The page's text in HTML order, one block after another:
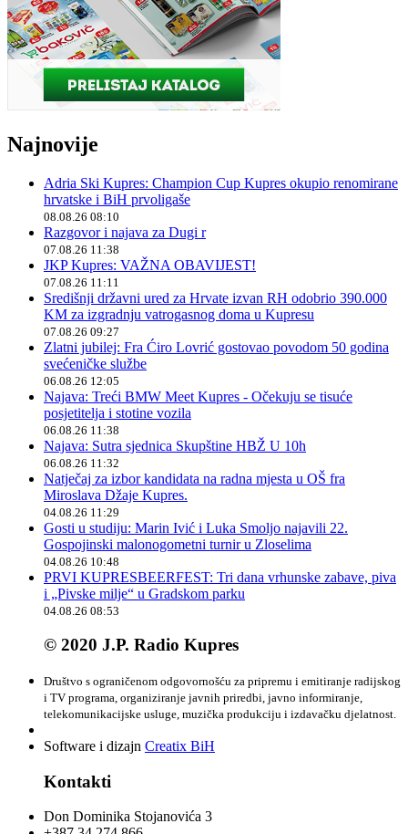
Najnovije
Adria Ski Kupres: Champion Cup Kupres okupio renomirane
hrvatske i BiH prvoligaše
08.08.26 08:10
Razgovor i najava za Dugi r
07.08.26 11:38
JKP Kupres: VAŽNA OBAVIJEST!
07.08.26 11:11
Središnji državni ured za Hrvate izvan RH odobrio 390.000
KM za izgradnju vatrogasnog doma u Kupresu
07.08.26 09:27
Zlatni jubilej: Fra Ćiro Lovrić gostovao povodom 50 godina
svećeničke službe
06.08.26 12:05
Najava: Treći BMW Meet Kupres - Očekuju se tisuće
posjetitelja i stotine vozila
06.08.26 11:38
Najava: Sutra sjednica Skupštine HBŽ U 10h
06.08.26 11:32
Natječaj za izbor kandidata na radna mjesta u OŠ fra
Miroslava Džaje Kupres.
04.08.26 11:29
Gosti u studiju: Marin Ivić i Luka Smoljo najavili 22.
Gospojinski malonogometni turnir u Zloselima
04.08.26 10:48
PRVI KUPRESBEERFEST: Tri dana vrhunske zabave, piva
i „Pivske milje“ u Gradskom parku
04.08.26 08:53
© 2020 J.P. Radio Kupres
Društvo s ograničenom odgovornošću za pripremu i emitiranje radijskog
i TV programa, organiziranje javnih priredbi, javno informiranje,
telekomunikacijske usluge, muzička produkciju i izdavačku djelatnost.
Software i dizajn Creatix BiH
Kontakti
Don Dominika Stojanovića 3